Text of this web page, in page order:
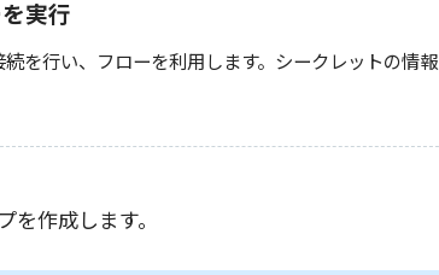
実行
を行い、フローを利用します。シークレットの情報
を作成します。